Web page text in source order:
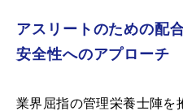
アスリートのための配
安全性へのアプローチ
業界屈指の管理栄養士陣を